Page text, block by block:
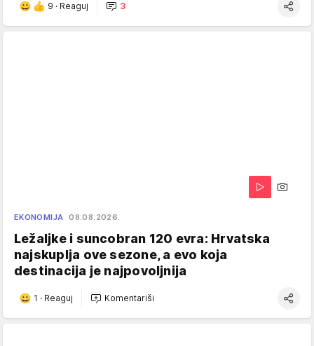
9 · Reaguj 3
EKONOMIJA 08.08.2026.
Ležaljke i suncobran 120 evra: Hrvatska
najskuplja ove sezone, a evo koja
destinacija je najpovoljnija
1 · Reaguj Komentariši